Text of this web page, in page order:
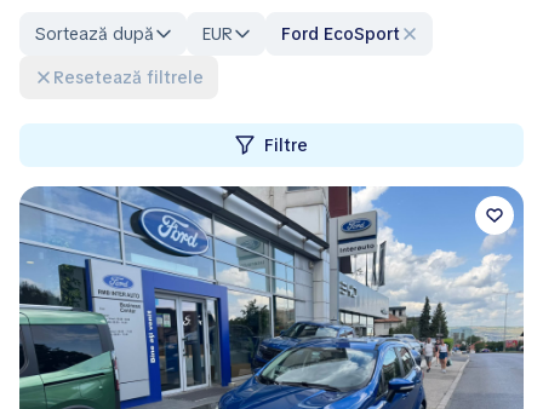
Sortează după EUR
Ford EcoSport
Resetează filtrele
Filtre